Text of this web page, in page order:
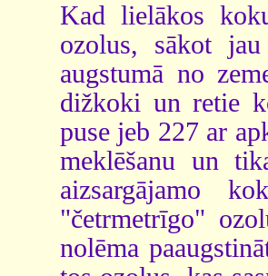
Kad lielākos
ozolus, sākot
augstumā no
dižkoki un retie
puse jeb 227 ar
meklēšanu un
aizsargājamo
"četrmetrīgo"
nolēma